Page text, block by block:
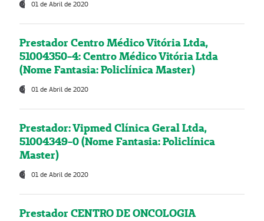
01 de Abril de 2020
Prestador Centro Médico Vitória Ltda,
51004350-4: Centro Médico Vitória Ltda
(Nome Fantasia: Policlínica Master)
01 de Abril de 2020
Prestador: Vipmed Clínica Geral Ltda,
51004349-0 (Nome Fantasia: Policlínica
Master)
01 de Abril de 2020
Prestador CENTRO DE ONCOLOGIA